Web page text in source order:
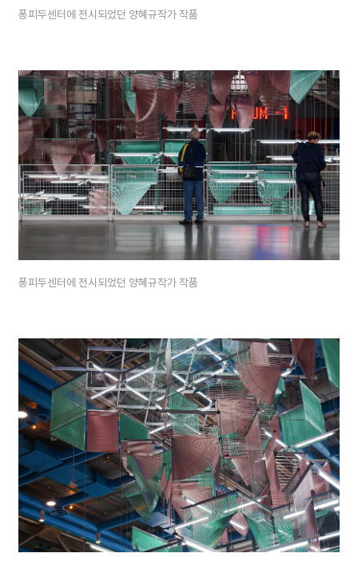
퐁피두센터에 전시되었던 양혜규작가 작품
퐁피두센터에 전시되었던 양혜규작가 작품